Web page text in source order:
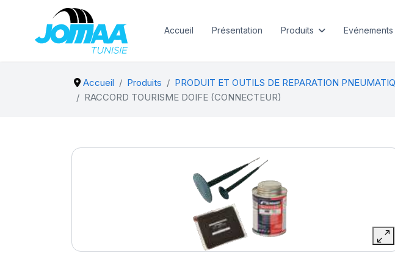
Accueil Présentation Produits Evénements
Accueil Produits PRODUIT ET OUTILS DE REPARATION
RACCORD TOURISME DOIFE (CONNECTEUR)